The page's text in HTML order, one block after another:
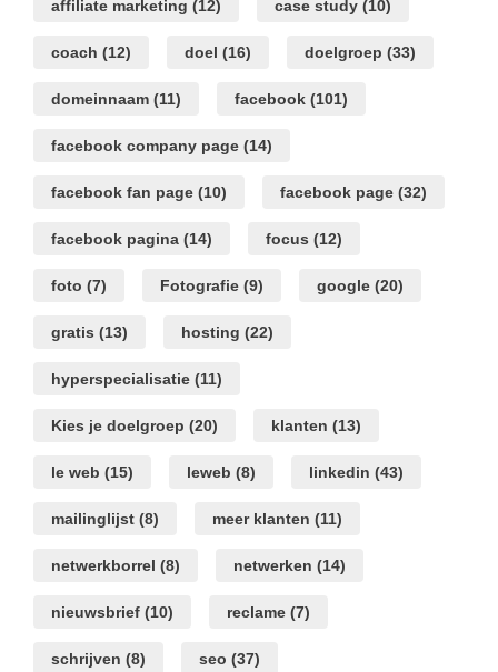
affiliate marketing (12) case study (10)
coach (12) doel (16) doelgroep (33)
domeinnaam (11) facebook (101)
facebook company page (14)
facebook fan page (10) facebook page (32)
facebook pagina (14) focus (12)
foto (7) Fotografie (9) google (20)
gratis (13) hosting (22)
hyperspecialisatie (11)
Kies je doelgroep (20) klanten (13)
le web (15) leweb (8) linkedin (43)
mailinglijst (8) meer klanten (11)
netwerkborrel (8) netwerken (14)
nieuwsbrief (10) reclame (7)
schrijven (8) seo (37)